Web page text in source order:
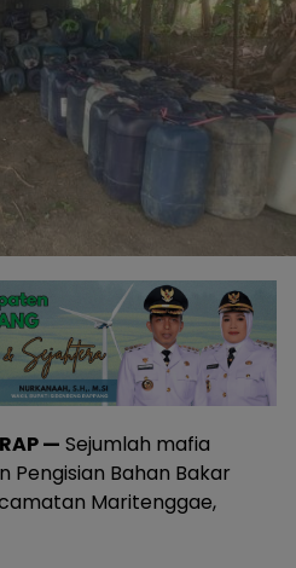
— Sejumlah mafia
Pengisian Bahan Bakar
Maritenggae,